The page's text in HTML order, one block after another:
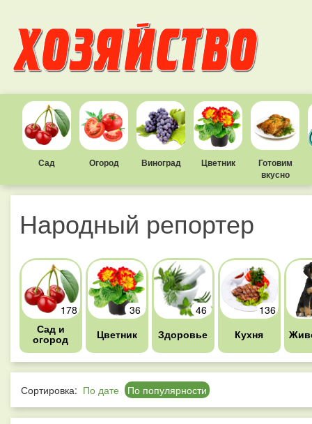
Сад Огород Виноград Цветник
Готовим
вкусно
Народный репортер
Сад и
огород
178
Цветник
36
Здоровье
46
Кухня
136
Сортировка: По дате По популярности